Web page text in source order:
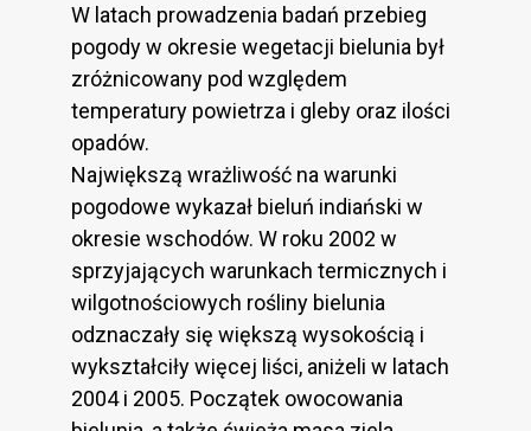
W latach prowadzenia badań przebieg
pogody w okresie wegetacji bielunia był
zróżnicowany pod względem
temperatury powietrza i gleby oraz ilości
opadów.
Największą wrażliwość na warunki
pogodowe wykazał bieluń indiański w
okresie wschodów. W roku 2002 w
sprzyjających warunkach termicznych i
wilgotnościowych rośliny bielunia
odznaczały się większą wysokością i
wykształciły więcej liści, aniżeli w latach
2004 i 2005. Początek owocowania